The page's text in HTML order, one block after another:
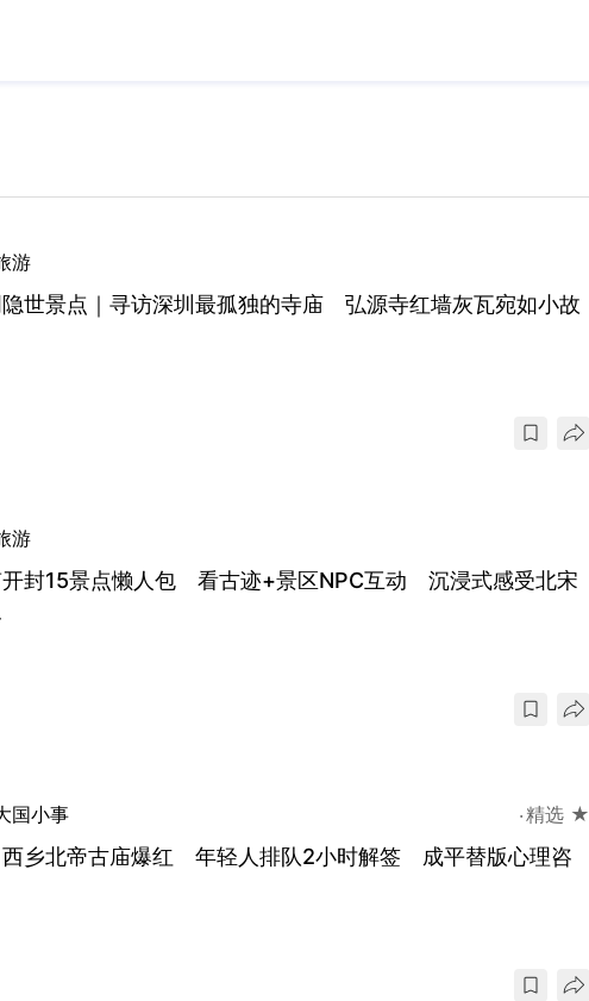
游
世景点｜寻访深圳最孤独的寺庙 弘源寺红墙灰瓦宛如小故
游
封15景点懒人包 看古迹+景区NPC互动 沉浸式感受北宋
国小事 精选 ★
乡北帝古庙爆红 年轻人排队2小时解签 成平替版心理咨